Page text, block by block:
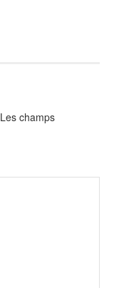
Les champs